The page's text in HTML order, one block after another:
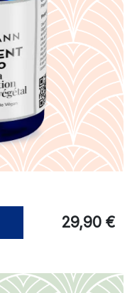
29,90 €